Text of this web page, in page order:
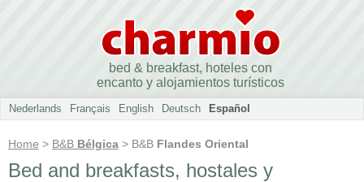
bed & breakfast, hoteles con
encanto y alojamientos turísticos
Nederlands Français English Deutsch Español
Home > B&B Bélgica > B&B Flandes Oriental
Bed and breakfasts, hostales y